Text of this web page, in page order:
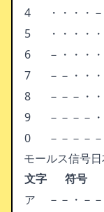
4
・・・・－
5
・・・・・
6
－・・・・
7
－－・・・
8
－－－・・
9
－－－－・
0
－－－－－
モールス信号
文字
符号
ア
－－・－－